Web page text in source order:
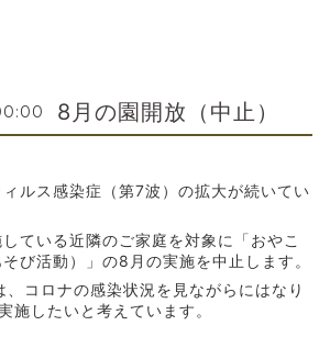
8月の園開放（中止）
ルス感染症（第7波）の拡大が続いてい
ている近隣のご家庭を対象に「おやこ
び活動）」の8月の実施を中止します。
コロナの感染状況を見ながらにはなり
施したいと考えています。